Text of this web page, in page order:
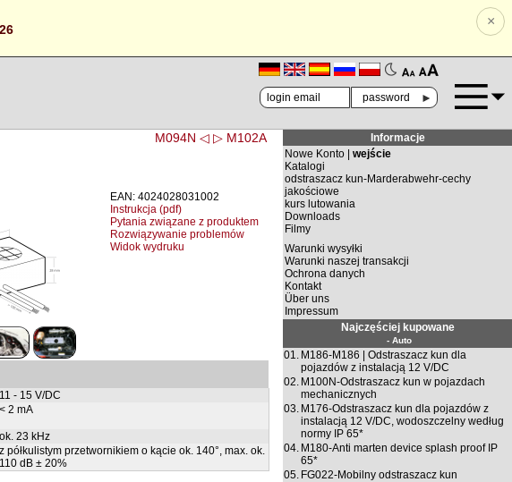
×
🗛 🗚
►
M094N ◁ ▷ M102A
EAN: 4024028031002
Instrukcja (pdf)
Pytania związane z produktem
Rozwiązywanie problemów
Widok wydruku
11 - 15 V/DC
< 2 mA
ok. 23 kHz
z półkulistym przetwornikiem o kącie ok. 140°, max. ok.
110 dB ± 20%
Informacje
Nowe Konto | wejście
Katalogi
odstraszacz kun-Marderabwehr-cechy
jakościowe
kurs lutowania
Downloads
Filmy
Warunki wysyłki
Warunki naszej transakcji
Ochrona danych
Kontakt
Über uns
Impressum
Najczęściej kupowane
- Auto
01. M186-M186 | Odstraszacz kun dla
pojazdów z instalacją 12 V/DC
02. M100N-Odstraszacz kun w pojazdach
mechanicznych
03. M176-Odstraszacz kun dla pojazdów z
instalacją 12 V/DC, wodoszczelny według
normy IP 65*
04. M180-Anti marten device splash proof IP
65*
05. FG022-Mobilny odstraszacz kun